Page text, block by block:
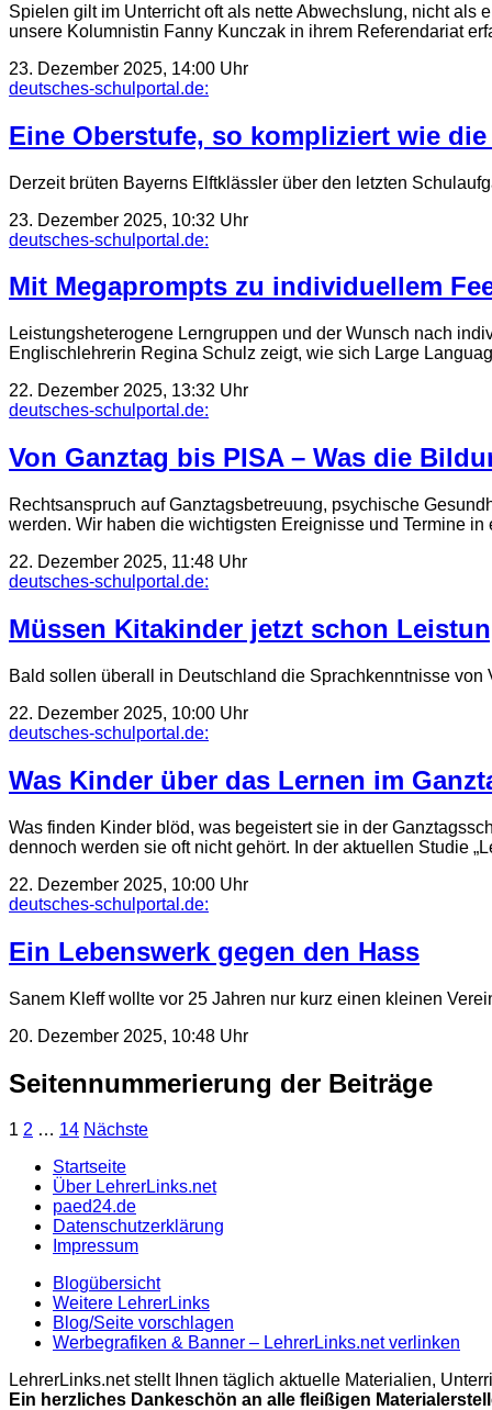
Spielen gilt im Unterricht oft als nette Abwechslung, nicht
unsere Kolumnistin Fanny Kunczak in ihrem Referendariat
23. Dezember 2025, 14:00 Uhr
deutsches-schulportal.de:
Eine Oberstufe, so kompliziert wie
Derzeit brüten Bayerns Elftklässler über den letzten
23. Dezember 2025, 10:32 Uhr
deutsches-schulportal.de:
Mit Megaprompts zu individuellem
Leistungsheterogene Lerngruppen und der Wunsch nach
Englischlehrerin Regina Schulz zeigt, wie sich Large
22. Dezember 2025, 13:32 Uhr
deutsches-schulportal.de:
Von Ganztag bis PISA – Was die
Rechtsanspruch auf Ganztagsbetreuung, psychische
werden. Wir haben die wichtigsten Ereignisse und Termine
22. Dezember 2025, 11:48 Uhr
deutsches-schulportal.de:
Müssen Kitakinder jetzt schon
Bald sollen überall in Deutschland die Sprachkenntnisse
22. Dezember 2025, 10:00 Uhr
deutsches-schulportal.de:
Was Kinder über das Lernen im
Was finden Kinder blöd, was begeistert sie in der
dennoch werden sie oft nicht gehört. In der aktuellen Studie
22. Dezember 2025, 10:00 Uhr
deutsches-schulportal.de:
Ein Lebenswerk gegen den Hass
Sanem Kleff wollte vor 25 Jahren nur kurz einen kleinen
20. Dezember 2025, 10:48 Uhr
Seitennummerierung der Beiträge
1 2 … 14 Nächste
Startseite
Über LehrerLinks.net
paed24.de
Datenschutzerklärung
Impressum
Blogübersicht
Weitere LehrerLinks
Blog/Seite vorschlagen
Werbegrafiken & Banner – LehrerLinks.net verlinken
LehrerLinks.net stellt Ihnen täglich aktuelle Materialien,
Ein herzliches Dankeschön an alle fleißigen